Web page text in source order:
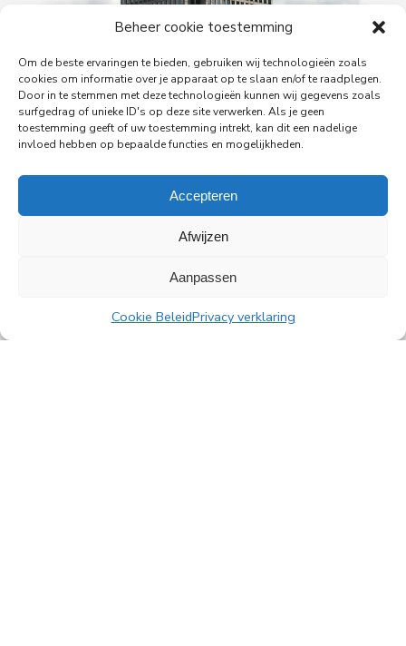
Beheer cookie toestemming
Om de beste ervaringen te bieden, gebruiken wij technologieën zoals
cookies om informatie over je apparaat op te slaan en/of te raadplegen.
Door in te stemmen met deze technologieën kunnen wij gegevens zoals
surfgedrag of unieke ID's op deze site verwerken. Als je geen
toestemming geeft of uw toestemming intrekt, kan dit een nadelige
invloed hebben op bepaalde functies en mogelijkheden.
Accepteren
Afwijzen
Aanpassen
Cookie BeleidPrivacy verklaring
PingProperties verhuist haar hoofdkantoor naar
de Rembrandttoren in Amsterdam
PingProperties heeft haar hoofdkantoor gevestigd
in de Rembrandttoren (Rembrandt Tower), het
iconische gebouw aan het Amstelplein in
Amsterdam.
Lees meer